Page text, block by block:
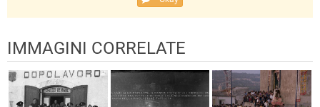
IMMAGINI CORRELATE